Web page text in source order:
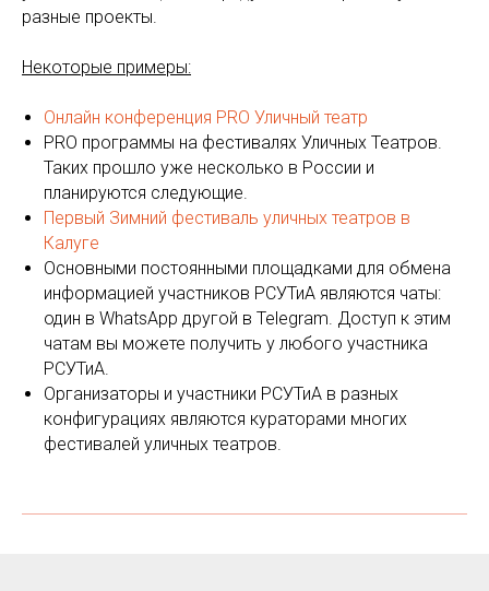
разные проекты.
Некоторые примеры:
Онлайн конференция PRO Уличный театр
PRO программы на фестивалях Уличных Театров.
Таких прошло уже несколько в России и
планируются следующие.
Первый Зимний фестиваль уличных театров в
Калуге
Основными постоянными площадками для обмена
информацией участников РСУТиА являются чаты:
один в WhatsApp другой в Telegram. Доступ к этим
чатам вы можете получить у любого участника
РСУТиА.
Организаторы и участники РСУТиА в разных
конфигурациях являются кураторами многих
фестивалей уличных театров.